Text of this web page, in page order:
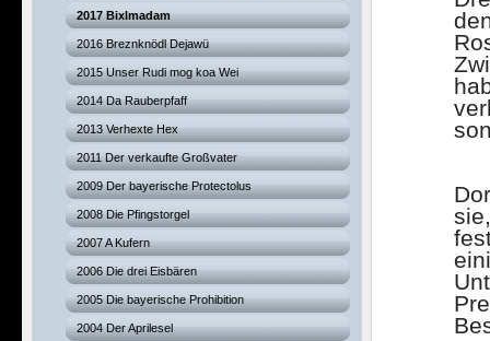
2017 Bixlmadam
2016 Breznknödl Dejawü
2015 Unser Rudi mog koa Wei
2014 Da Rauberpfaff
2013 Verhexte Hex
2011 Der verkaufte Großvater
2009 Der bayerische Protectolus
2008 Die Pfingstorgel
2007 A Kufern
2006 Die drei Eisbären
2005 Die bayerische Prohibition
2004 Der Aprilesel